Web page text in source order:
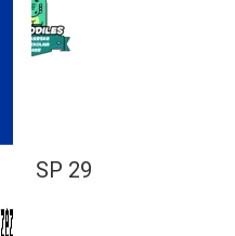
SP 29